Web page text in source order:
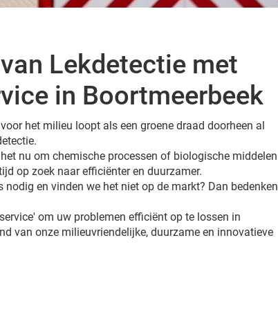
Lekdetectie met
in Boortmeerbeek
het milieu loopt als een groene draad doorheen al
nu om chemische processen of biologische middelen
op zoek naar efficiënter en duurzamer.
nodig en vinden we het niet op de markt? Dan bedenken
om uw problemen efficiënt op te lossen in
van onze milieuvriendelijke, duurzame en innovatieve